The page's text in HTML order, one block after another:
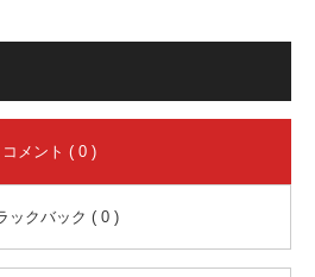
コメント ( 0 )
ックバック ( 0 )